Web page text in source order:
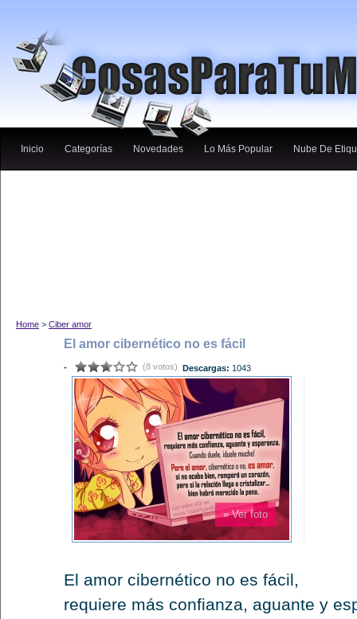
Inicio Categorías Novedades Lo Más Popular Nube De
Home > Ciber amor
El amor cibernético no es fácil
- (8 votos) Descargas: 1043
» Ver foto
El amor cibernético no es fácil,
requiere más confianza, aguante y